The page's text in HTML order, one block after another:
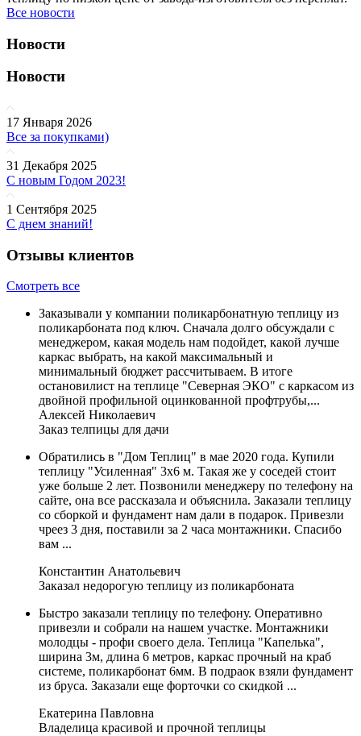
Все новости
Новости
Новости
17 Января 2026
Все за покупками)
31 Декабря 2025
С новым Годом 2023!
1 Сентября 2025
С днем знаний!
Отзывы клиентов
Смотреть все
Заказывали у компании поликарбонатную теплицу из
поликарбоната под ключ. Сначала долго обсуждали с
менеджером, какая модель нам подойдет, какой лучше
каркас выбрать, на какой максимальный и
минимальный бюджет рассчитываем. В итоге
остановилист на теплице "Северная ЭКО" с каркасом из
двойной профильной оцинкованной профтрубы,...
Алексей Николаевич
Заказ телпицы для дачи
Обратились в "Дом Теплиц" в мае 2020 года. Купили
теплицу "Усиленная" 3х6 м. Такая же у соседей стоит
уже больше 2 лет. Позвонили менеджеру по телефону на
сайте, она все рассказала и объяснила. Заказали теплицу
со сборкой и фундамент нам дали в подарок. Привезли
чреез 3 дня, поставили за 2 часа монтажники. Спасибо
вам ...
Константин Анатольевич
Заказал недорогую теплицу из поликарбоната
Быстро заказали теплицу по телефону. Оперативно
привезли и собрали на нашем участке. Монтажники
молодцы - профи своего дела. Теплица "Капелька",
ширина 3м, длина 6 метров, каркас прочный на краб
системе, поликарбонат 6мм. В подраок взяли фундамент
из бруса. Заказали еще форточки со скидкой ...
Екатерина Павловна
Владелица красивой и прочной теплицы